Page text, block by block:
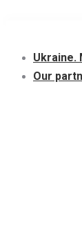
content
Ukraine.
Our